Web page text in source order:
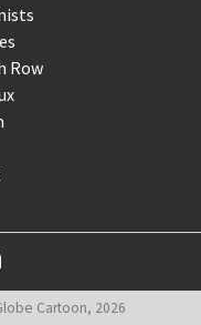
Row
Cartoon, 2026